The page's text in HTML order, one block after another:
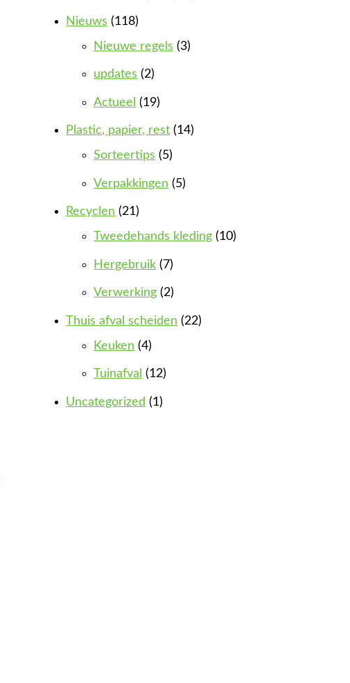
Nieuws (118)
Nieuwe regels (3)
updates (2)
Actueel (19)
Plastic, papier, rest (14)
Sorteertips (5)
Verpakkingen (5)
Recyclen (21)
Tweedehands kleding (10)
Hergebruik (7)
Verwerking (2)
Thuis afval scheiden (22)
Keuken (4)
Tuinafval (12)
Uncategorized (1)